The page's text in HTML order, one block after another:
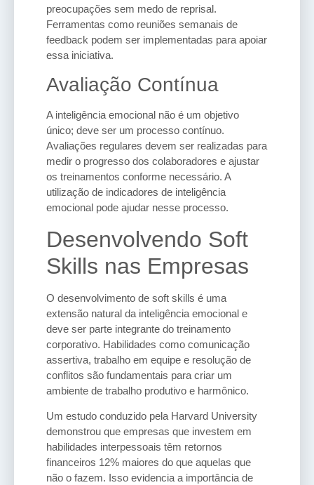
preocupações sem medo de reprisal.
Ferramentas como reuniões semanais de
feedback podem ser implementadas para apoiar
essa iniciativa.
Avaliação Contínua
A inteligência emocional não é um objetivo
único; deve ser um processo contínuo.
Avaliações regulares devem ser realizadas para
medir o progresso dos colaboradores e ajustar
os treinamentos conforme necessário. A
utilização de indicadores de inteligência
emocional pode ajudar nesse processo.
Desenvolvendo Soft
Skills nas Empresas
O desenvolvimento de soft skills é uma
extensão natural da inteligência emocional e
deve ser parte integrante do treinamento
corporativo. Habilidades como comunicação
assertiva, trabalho em equipe e resolução de
conflitos são fundamentais para criar um
ambiente de trabalho produtivo e harmônico.
Um estudo conduzido pela Harvard University
demonstrou que empresas que investem em
habilidades interpessoais têm retornos
financeiros 12% maiores do que aquelas que
não o fazem. Isso evidencia a importância de